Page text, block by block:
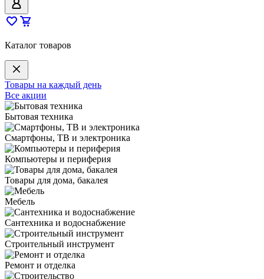
Каталог товаров
Товары на каждый день
Все акции
Бытовая техника
Смартфоны, ТВ и электроника
Компьютеры и периферия
Товары для дома, бакалея
Мебель
Сантехника и водоснабжение
Строительный инструмент
Ремонт и отделка